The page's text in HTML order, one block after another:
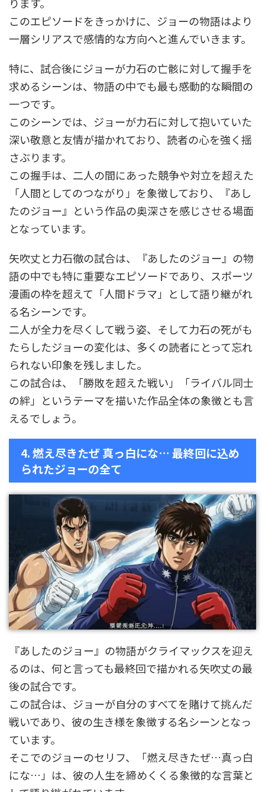
このエピソードをきっかけに、ジョーの物語はより
一層シリアスで感情的な方向へと進んでいきます。
特に、試合後にジョーが力石の亡骸に対して握手を
求めるシーンは、物語の中でも最も感動的な瞬間の
一つです。
このシーンでは、ジョーが力石に対して抱いていた
深い敬意と友情が描かれており、読者の心を強く揺
さぶります。
この握手は、二人の間にあった競争や対立を超えた
「人間としてのつながり」を象徴しており、『あし
たのジョー』という作品の奥深さを感じさせる場面
となっています。
矢吹丈と力石徹の試合は、『あしたのジョー』の物
語の中でも特に重要なエピソードであり、スポーツ
漫画の枠を超えて「人間ドラマ」として語り継がれ
る名シーンです。
二人が全力を尽くして戦う姿、そして力石の死がも
たらしたジョーの変化は、多くの読者にとって忘れ
られない印象を残しました。
この試合は、「勝敗を超えた戦い」「ライバル同士
の絆」というテーマを描いた作品全体の象徴とも言
えるでしょう。
4. 燃え尽きたぜ 真っ白にな… 最終回に込め
られたジョーの全て
『あしたのジョー』の物語がクライマックスを迎え
るのは、何と言っても最終回で描かれる矢吹丈の最
後の試合です。
この試合は、ジョーが自分のすべてを賭けて挑んだ
戦いであり、彼の生き様を象徴する名シーンとなっ
ています。
そこでのジョーのセリフ、「燃え尽きたぜ…真っ白
にな…」は、彼の人生を締めくくる象徴的な言葉と